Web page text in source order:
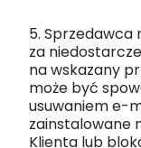
5. Sprzedawca
za
na wskazany
może być
usuwaniem e-
zainstalowane
Klienta lub